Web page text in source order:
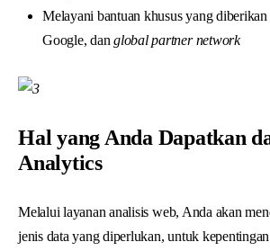
Melayani bantuan khusus yang
Google, danglobal partner network
Hal yang Anda Dapatkan
Analytics
Melalui layanan analisis web, Anda akan
jenis data yang diperlukan, untuk